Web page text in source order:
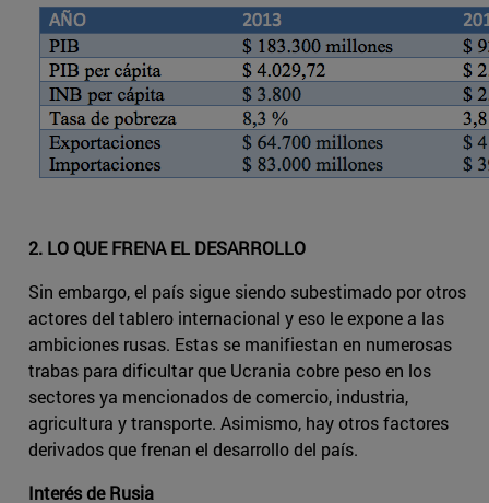
2. LO QUE FRENA EL DESARROLLO
Sin embargo, el país sigue siendo subestimado por otros
actores del tablero internacional y eso le expone a las
ambiciones rusas. Estas se manifiestan en numerosas
trabas para dificultar que Ucrania cobre peso en los
sectores ya mencionados de comercio, industria,
agricultura y transporte. Asimismo, hay otros factores
derivados que frenan el desarrollo del país.
Interés de Rusia